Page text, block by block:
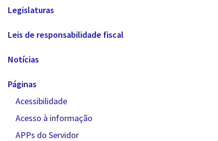
Legislaturas
Leis de responsabilidade fiscal
Notícias
Páginas
Acessibilidade
Acesso à informação
APPs do Servidor